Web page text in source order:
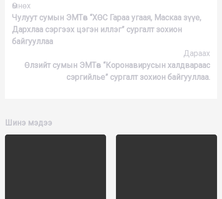
Үргэлжлүүлэх
Өмнөх
Чулуут сумын ЭМТөв “ХӨС Гараа угаая, Маскаа зүүе,
Дархлаа сэргээх цэгэн иллэг” сургалт зохион
байгууллаа
Дараах
Өлзийт сумын ЭМТөв “Коронавирусын халдвараас
сэргийлье” сургалт зохион байгууллаа.
Шинэ мэдээ